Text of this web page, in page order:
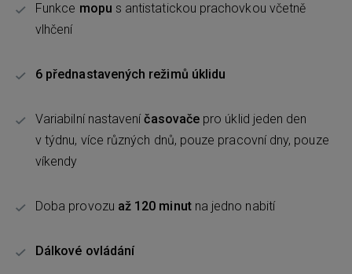
Funkce mopu s antistatickou prachovkou včetně
vlhčení
6 přednastavených režimů úklidu
Variabilní nastaveníčasovače pro úklid jeden den
v týdnu, více různých dnů, pouze pracovní dny, pouze
víkendy
Doba provozu až 120 minutna jedno nabití
Dálkové ovládání